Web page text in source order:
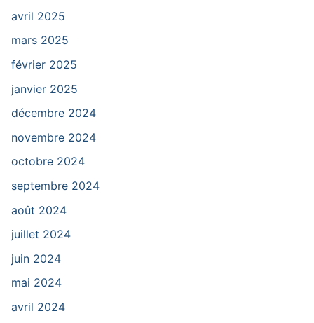
avril 2025
mars 2025
février 2025
janvier 2025
décembre 2024
novembre 2024
octobre 2024
septembre 2024
août 2024
juillet 2024
juin 2024
mai 2024
avril 2024